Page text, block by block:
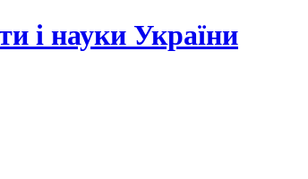
і науки України